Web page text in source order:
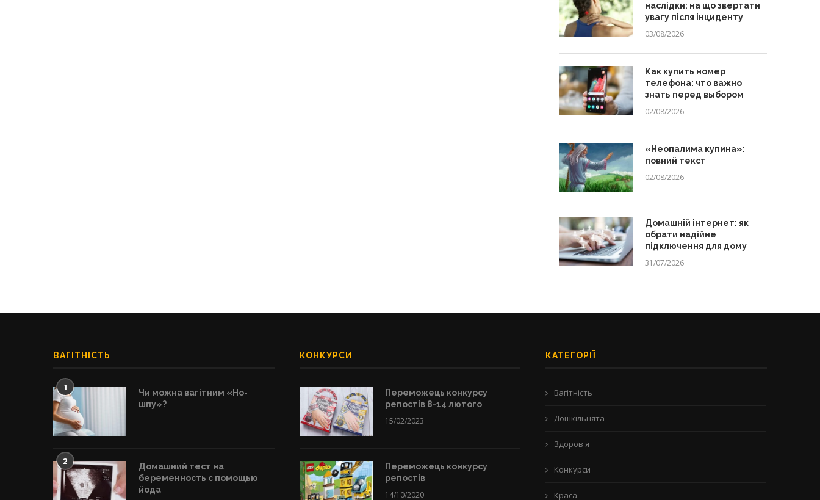
наслідки: на що звертати
увагу після інциденту
03/08/2026
Как купить номер
телефона: что важно
знать перед выбором
02/08/2026
«Неопалима купина»:
повний текст
02/08/2026
Домашній інтернет: як
обрати надійне
підключення для дому
31/07/2026
ВАГІТНІСТЬ
1
Чи можна вагітним «Но-
шпу»?
2
Домашний тест на
беременность с помощью
йода
КОНКУРСИ
Переможець конкурсу
репостів 8-14 лютого
15/02/2023
Переможець конкурсу
репостів
14/10/2020
КАТЕГОРІЇ
Вагітність
Дошкільнята
Здоров'я
Конкурси
Краса